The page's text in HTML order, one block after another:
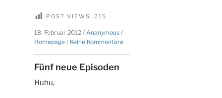
POST VIEWS: 215
18. Februar 2012/ Ananymous/
Homepage/ Keine Kommentarezu
Fünf neue Episoden
Huhu,